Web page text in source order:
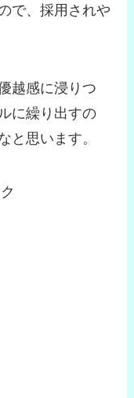
で、採用されや
越感に浸りつ
に繰り出すの
と思います。